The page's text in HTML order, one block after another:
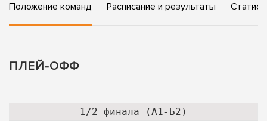
Положение команд Расписание и результаты
ПЛЕЙ-ОФФ
1/2 финала (А1-Б2)